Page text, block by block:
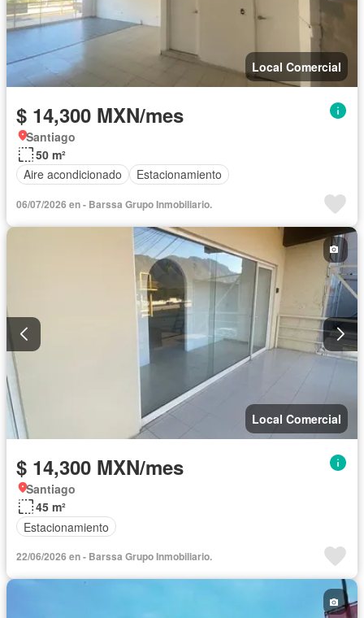
Local Comercial
$ 14,300 MXN/mes
Santiago
50 m²
Aire acondicionado
Estacionamiento
06/07/2026 en - Barssa Grupo Inmobiliario.
Local Comercial
$ 14,300 MXN/mes
Santiago
45 m²
Estacionamiento
22/06/2026 en - Barssa Grupo Inmobiliario.